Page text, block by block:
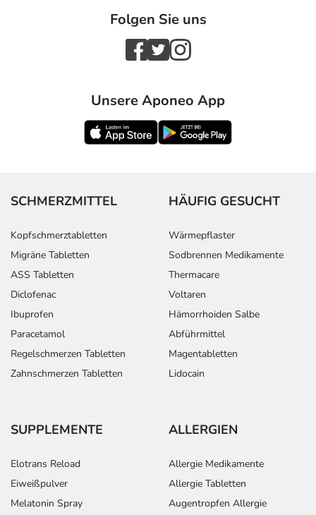
Folgen Sie uns
Unsere Aponeo App
SCHMERZMITTEL
Kopfschmerztabletten
Migräne Tabletten
ASS Tabletten
Diclofenac
Ibuprofen
Paracetamol
Regelschmerzen Tabletten
Zahnschmerzen Tabletten
HÄUFIG GESUCHT
Wärmepflaster
Sodbrennen Medikamente
Thermacare
Voltaren
Hämorrhoiden Salbe
Abführmittel
Magentabletten
Lidocain
SUPPLEMENTE
Elotrans Reload
Eiweißpulver
Melatonin Spray
ALLERGIEN
Allergie Medikamente
Allergie Tabletten
Augentropfen Allergie